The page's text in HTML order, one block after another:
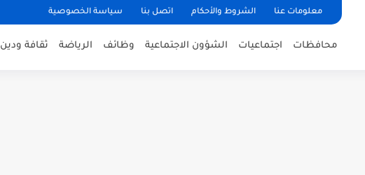
معلومات عنا الشروط والأحكام اتصل بنا سياسة الخصوصية
محافظات اجتماعيات الشؤون الاجتماعية وظائف الرياضة ثقافة ودين